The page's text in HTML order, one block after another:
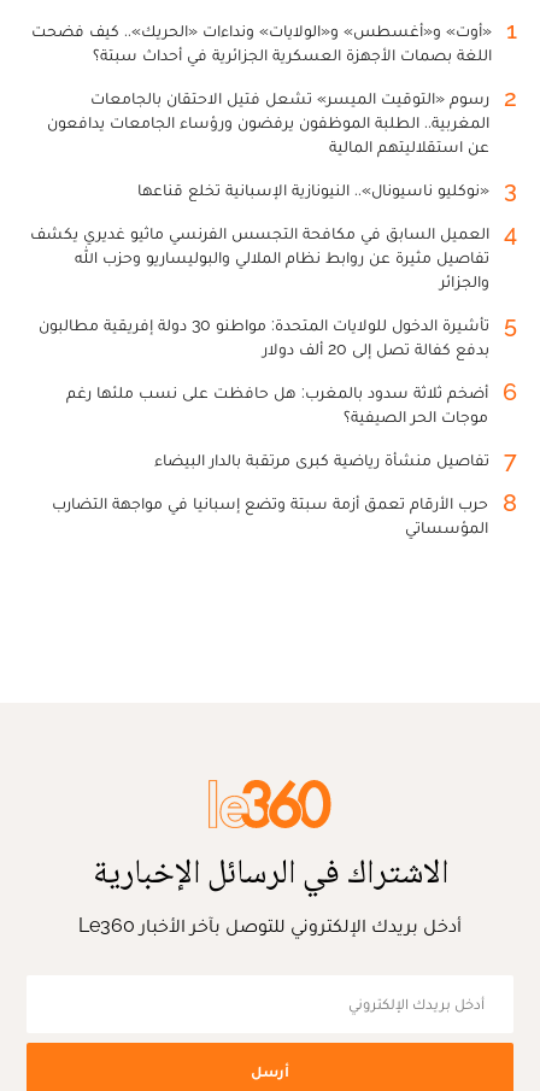
1
«أوت» و«أغسطس» و«الولايات» ونداءات «الحريك».. كيف فضحت
اللغة بصمات الأجهزة العسكرية الجزائرية في أحداث سبتة؟
2
رسوم «التوقيت الميسر» تشعل فتيل الاحتقان بالجامعات
المغربية.. الطلبة الموظفون يرفضون ورؤساء الجامعات يدافعون
عن استقلاليتهم المالية
3 «نوكليو ناسيونال».. النيونازية الإسبانية تخلع قناعها
4
العميل السابق في مكافحة التجسس الفرنسي ماثيو غديري يكشف
تفاصيل مثيرة عن روابط نظام الملالي والبوليساريو وحزب الله
والجزائر
5
تأشيرة الدخول للولايات المتحدة: مواطنو 30 دولة إفريقية مطالبون
بدفع كفالة تصل إلى 20 ألف دولار
6
أضخم ثلاثة سدود بالمغرب: هل حافظت على نسب ملئها رغم
موجات الحر الصيفية؟
7 تفاصيل منشأة رياضية كبرى مرتقبة بالدار البيضاء
8
حرب الأرقام تعمق أزمة سبتة وتضع إسبانيا في مواجهة التضارب
المؤسساتي
الاشتراك في الرسائل الإخبارية
أدخل بريدك الإلكتروني للتوصل بآخر الأخبار Le360
أرسل